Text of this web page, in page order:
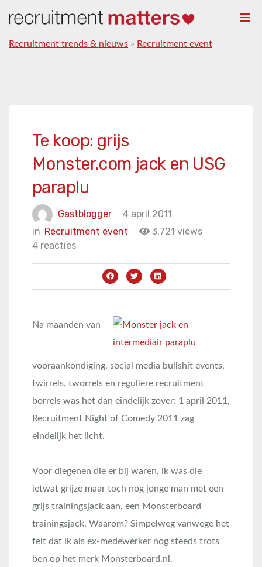
Recruitment trends & nieuws » Recruitment event
Te koop: grijs
Monster.com jack en USG
paraplu
Gastblogger
4 april 2011
in Recruitment event
3.721 views
4 reacties
Na maanden van
vooraankondiging, social media bullshit events,
twirrels, tworrels en reguliere recruitment
borrels was het dan eindelijk zover: 1 april 2011,
Recruitment Night of Comedy 2011 zag
eindelijk het licht.
Voor diegenen die er bij waren, ik was die
ietwat grijze maar toch nog jonge man met een
grijs trainingsjack aan, een Monsterboard
trainingsjack. Waarom? Simpelweg vanwege het
feit dat ik als ex-medewerker nog steeds trots
ben op het merk Monsterboard.nl.